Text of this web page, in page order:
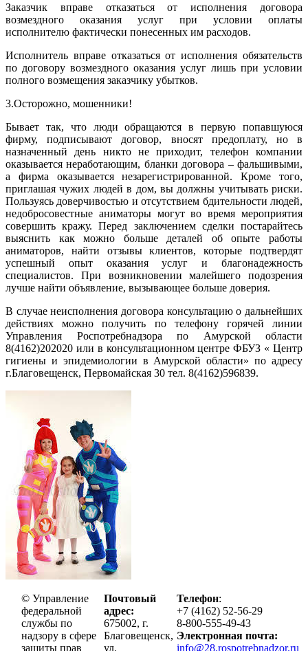
Заказчик вправе отказаться от исполнения договора
возмездного оказания услуг при условии оплаты
исполнителю фактически понесенных им расходов.
Исполнитель вправе отказаться от исполнения обязательств
по договору возмездного оказания услуг лишь при условии
полного возмещения заказчику убытков.
3.Осторожно, мошенники!
Бывает так, что люди обращаются в первую попавшуюся
фирму, подписывают договор, вносят предоплату, но в
назначенный день никто не приходит, телефон компании
оказывается неработающим, бланки договора – фальшивыми,
а фирма оказывается незарегистрированной. Кроме того,
приглашая чужих людей в дом, вы должны учитывать риски.
Пользуясь доверчивостью и отсутствием бдительности людей,
недобросовестные аниматоры могут во время мероприятия
совершить кражу. Перед заключением сделки постарайтесь
выяснить как можно больше деталей об опыте работы
аниматоров, найти отзывы клиентов, которые подтвердят
успешный опыт оказания услуг и благонадежность
специалистов. При возникновении малейшего подозрения
лучше найти объявление, вызывающее больше доверия.
В случае неисполнения договора консультацию о дальнейших
действиях можно получить по телефону горячей линии
Управления Роспотребнадзора по Амурской области
8(4162)202020 или в консультационном центре ФБУЗ « Центр
гигиены и эпидемиологии в Амурской области» по адресу
г.Благовещенск, Первомайская 30 тел. 8(4162)596839.
© Управление
федеральной
службы по
надзору в сфере
защиты прав
Почтовый
адрес:
675002, г.
Благовещенск,
ул.
Телефон:
+7 (4162) 52-56-29
8-800-555-49-43
Электронная почта:
info@28.rospotrebnadzor.ru